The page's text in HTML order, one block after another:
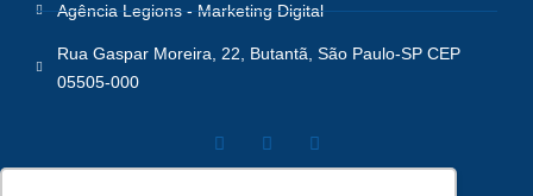
Agência Legions - Marketing Digital
Rua Gaspar Moreira, 22, Butantã, São Paulo-SP CEP
05505-000